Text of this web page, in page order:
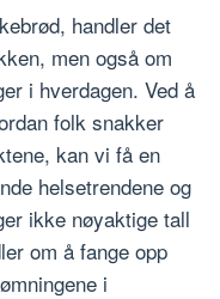
handler det
men også om
i hverdagen. Ved å
folk snakker
kan vi få en
helsetrendene og
ikke nøyaktige tall
om å fange opp
i